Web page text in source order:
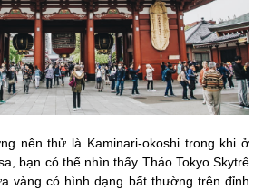
nên thử là Kaminari-okoshi trong khi ở
bạn có thể nhìn thấy Tháo Tokyo Skytrê
vàng có hình dạng bất thường trên đỉnh